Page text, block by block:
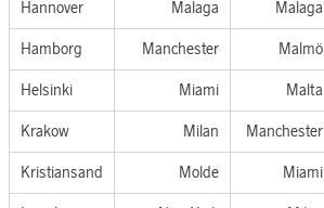
Hannover Malaga Malaga
Hamborg Manchester Malmö
Helsinki Miami Malta
Krakow Milan Manchester
Kristiansand Molde Miami